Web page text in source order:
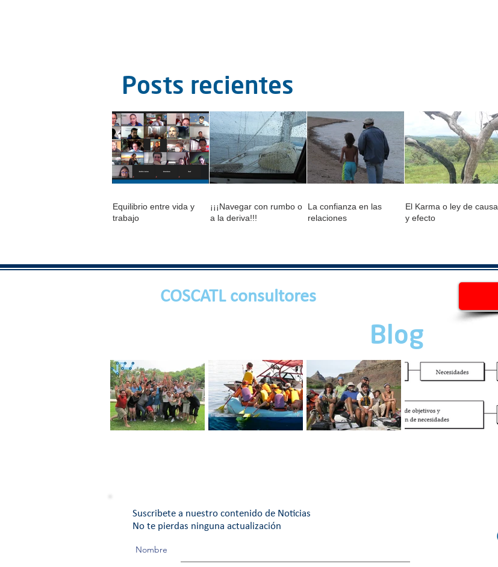
Posts recientes
Equilibrio entre vida y
trabajo
¡¡¡Navegar con rumbo o
a la deriva!!!
La confianza en las
relaciones
El Karma o ley de causa
y efecto
COSCATL consultores
Blog
No te pierdas ninguna actualización
Suscribete a nuestro contenido de Noticias
Nombre